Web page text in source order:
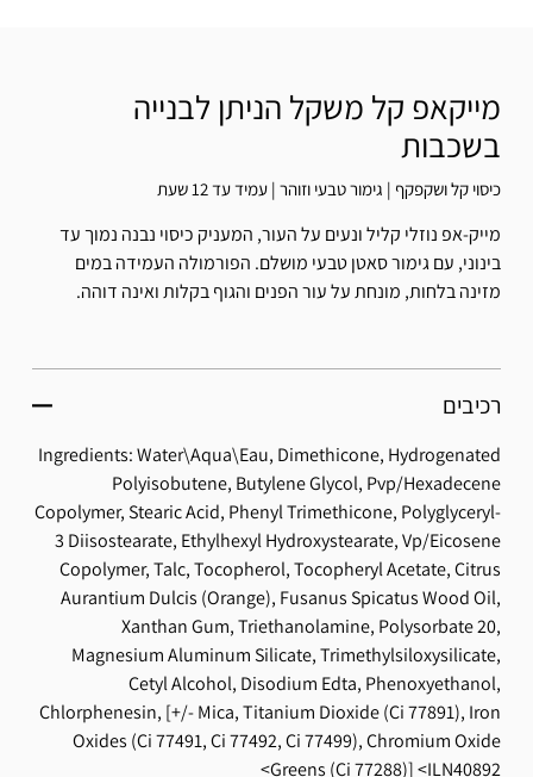
מייקאפ קל משקל הניתן לבנייה
בשכבות
כיסוי קל ושקפקף | גימור טבעי וזוהר | עמיד עד 12 שעת
מייק-אפ נוזלי קליל ונעים על העור, המעניק כיסוי נבנה נמוך עד
בינוני, עם גימור סאטן טבעי מושלם. הפורמולה העמידה במים
מזינה בלחות, מונחת על עור הפנים והגוף בקלות ואינה דוהה.
רכיבים
Ingredients: Water\Aqua\Eau, Dimethicone, Hydrogenated
Polyisobutene, Butylene Glycol, Pvp/Hexadecene
Copolymer, Stearic Acid, Phenyl Trimethicone, Polyglyceryl-
3 Diisostearate, Ethylhexyl Hydroxystearate, Vp/Eicosene
Copolymer, Talc, Tocopherol, Tocopheryl Acetate, Citrus
Aurantium Dulcis (Orange), Fusanus Spicatus Wood Oil,
Xanthan Gum, Triethanolamine, Polysorbate 20,
Magnesium Aluminum Silicate, Trimethylsiloxysilicate,
Cetyl Alcohol, Disodium Edta, Phenoxyethanol,
Chlorphenesin, [+/- Mica, Titanium Dioxide (Ci 77891), Iron
Oxides (Ci 77491, Ci 77492, Ci 77499), Chromium Oxide
Greens (Ci 77288)]
ILN40892